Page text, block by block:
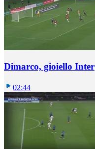
Dimarco, gioiello Inter
02:44